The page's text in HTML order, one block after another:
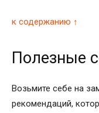
к содержанию ↑
Полезные
Возьмите себе на
рекомендаций,